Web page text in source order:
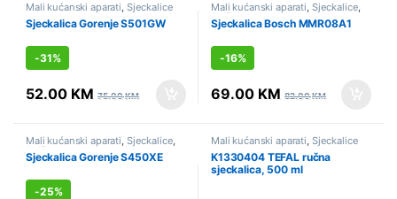
Mali kućanski aparati, Sjeckalice
Sjeckalica Gorenje S501GW
-31%
52.00 KM 75.00KM
Mali kućanski aparati, Sjeckalice,
Sniženo
Sjeckalica Bosch MMR08A1
-16%
69.00 KM 82.00KM
Mali kućanski aparati Sjeckalice
Sniženo
Sjeckalica Gorenje S450XE
-25%
Mali kućanski aparati Sjeckalice
K1330404 TEFAL ručna
sjeckalica, 500 ml